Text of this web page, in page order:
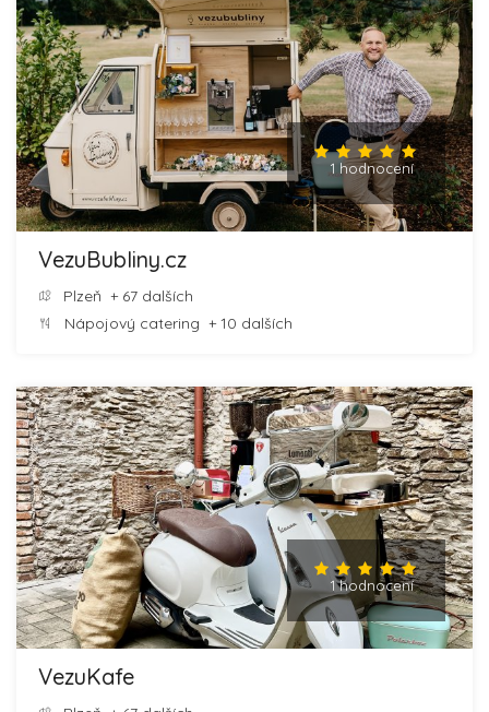
1 hodnocení
VezuBubliny.cz
Plzeň + 67 dalších
Nápojový catering + 10 dalších
1 hodnocení
VezuKafe